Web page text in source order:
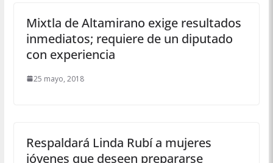
Mixtla de Altamirano exige resultados
inmediatos; requiere de un diputado
con experiencia
25 mayo, 2018
Respaldará Linda Rubí a mujeres
jóvenes que deseen prepararse